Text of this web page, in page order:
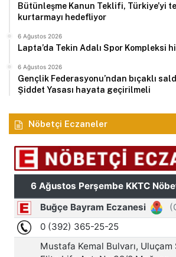
Bütünleşme Kanun Teklifi, Türkiye’yi
kurtarmayı hedefliyor
6 Ağustos 2026
Lapta’da Tekin Adalı Spor Kompleksi
6 Ağustos 2026
Gençlik Federasyonu’ndan bıçaklı
Şiddet Yasası hayata geçirilmeli
Nöbetçi Eczaneler